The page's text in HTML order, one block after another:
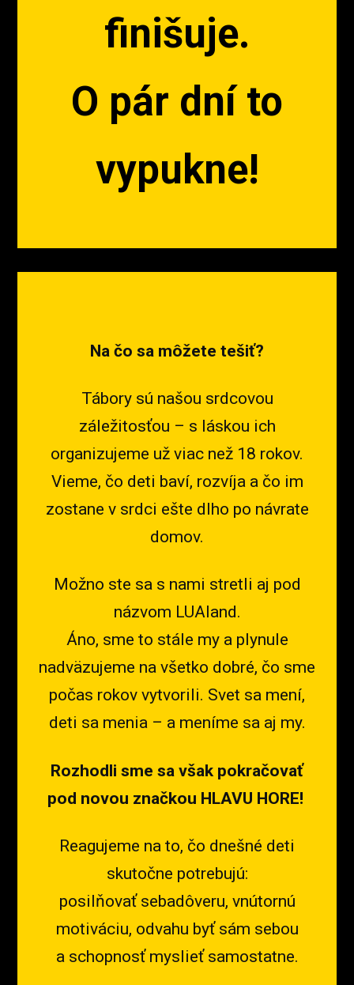
finišuje.
O pár dní to
vypukne!
Na čo sa môžete tešiť?
Tábory sú našou srdcovou
záležitosťou – s láskou ich
organizujeme už viac než 18 rokov.
Vieme, čo deti baví, rozvíja a čo im
zostane v srdci ešte dlho po návrate
domov.
Možno ste sa s nami stretli aj pod
názvom LUAland.
Áno, sme to stále my a plynule
nadväzujeme na všetko dobré, čo sme
počas rokov vytvorili. Svet sa mení,
deti sa menia – a meníme sa aj my.
Rozhodli sme sa však pokračovať
pod novou značkou HLAVU HORE!
Reagujeme na to, čo dnešné deti
skutočne potrebujú:
posilňovať sebadôveru, vnútornú
motiváciu, odvahu byť sám sebou
a schopnosť myslieť samostatne.